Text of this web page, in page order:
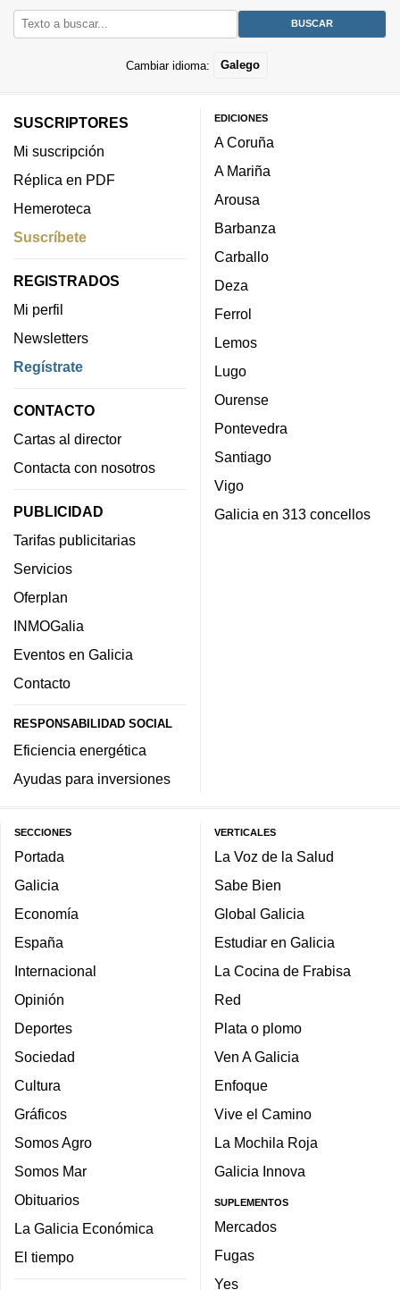
Cambiar idioma: Galego
SUSCRIPTORES
Mi suscripción
Réplica en PDF
Hemeroteca
Suscríbete
REGISTRADOS
Mi perfil
Newsletters
Regístrate
CONTACTO
Cartas al director
Contacta con nosotros
PUBLICIDAD
Tarifas publicitarias
Servicios
Oferplan
INMOGalia
Eventos en Galicia
Contacto
RESPONSABILIDAD SOCIAL
Eficiencia energética
Ayudas para inversiones
EDICIONES
A Coruña
A Mariña
Arousa
Barbanza
Carballo
Deza
Ferrol
Lemos
Lugo
Ourense
Pontevedra
Santiago
Vigo
Galicia en 313 concellos
SECCIONES
Portada
Galicia
Economía
España
Internacional
Opinión
Deportes
Sociedad
Cultura
Gráficos
Somos Agro
Somos Mar
Obituarios
La Galicia Económica
El tiempo
VERTICALES
La Voz de la Salud
Sabe Bien
Global Galicia
Estudiar en Galicia
La Cocina de Frabisa
Red
Plata o plomo
Ven A Galicia
Enfoque
Vive el Camino
La Mochila Roja
Galicia Innova
SUPLEMENTOS
Mercados
Fugas
Yes